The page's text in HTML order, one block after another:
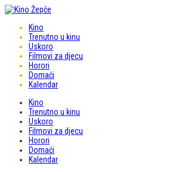
Kino
Trenutno u kinu
Uskoro
Filmovi za djecu
Horori
Domaći
Kalendar
Kino
Trenutno u kinu
Uskoro
Filmovi za djecu
Horori
Domaći
Kalendar